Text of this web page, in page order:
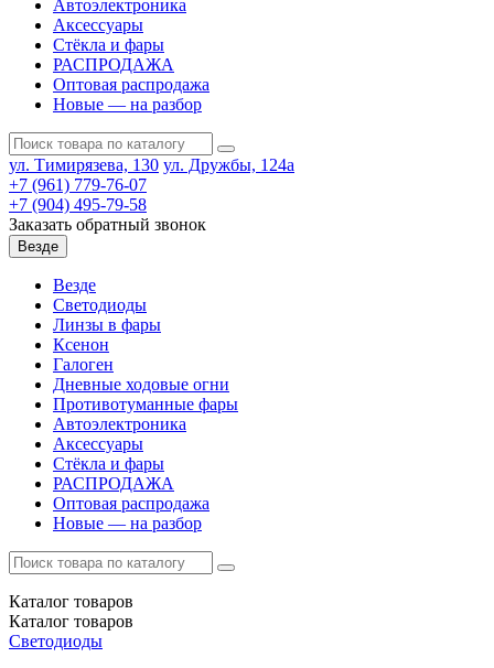
Автоэлектроника
Аксессуары
Стёкла и фары
РАСПРОДАЖА
Оптовая распродажа
Новые — на разбор
ул. Тимирязева, 130 ул. Дружбы, 124а
+7 (961) 779-76-07
+7 (904) 495-79-58
Заказать обратный звонок
Везде
Везде
Светодиоды
Линзы в фары
Ксенон
Галоген
Дневные ходовые огни
Противотуманные фары
Автоэлектроника
Аксессуары
Стёкла и фары
РАСПРОДАЖА
Оптовая распродажа
Новые — на разбор
Каталог товаров
Каталог товаров
Светодиоды